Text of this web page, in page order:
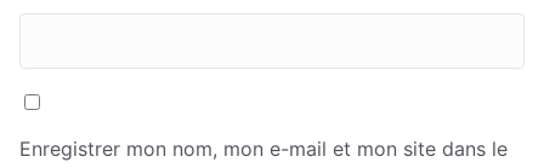
Enregistrer mon nom, mon e-mail et mon site dans le